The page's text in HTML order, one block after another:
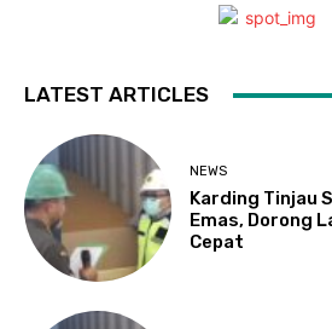
LATEST ARTICLES
NEWS
Karding Tinjau
Emas, Dorong
Cepat